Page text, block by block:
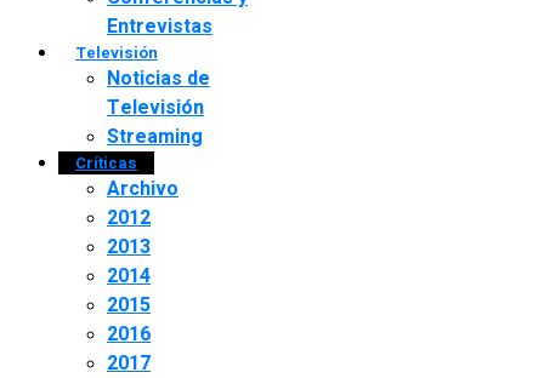
Entrevistas
Televisión
Noticias de
Televisión
Streaming
Críticas
Archivo
2012
2013
2014
2015
2016
2017